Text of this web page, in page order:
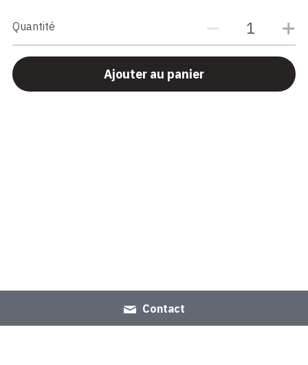
Quantité
Ajouter au panier
Contact